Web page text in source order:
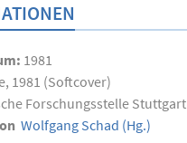
1981
1981 (Softcover)
Forschungsstelle Stuttgart
Wolfgang Schad (Hg.)